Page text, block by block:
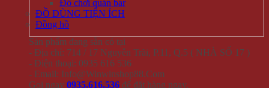
Đồ chơi quán bar
ĐỒ DÙNG TIỆN ÍCH
Đồng hồ
Sản phẩm đang sẵn có tại
- Địa chỉ: 714 / 17 Nguyễn Trãi, P.11, Q.5 ( NHÀ SỐ 17 )
- Điện thoại: 0935 616 536
- Email: Info@Winwinshop88.Com
Gọi ngay 0935.616.536 để đặt hàng ngay.